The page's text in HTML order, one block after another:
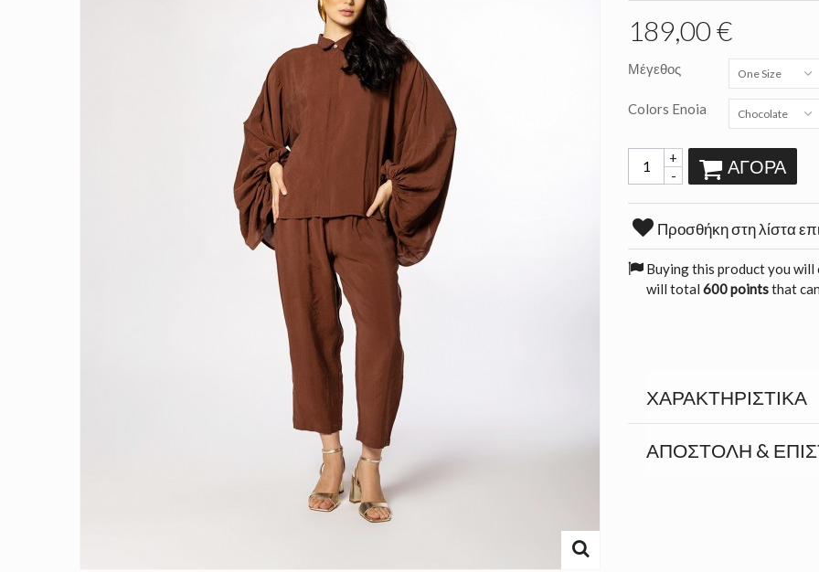
189,00 €
Μέγεθος One Size
Colors Enoia Chocolate
-
+ ΑΓΟΡΆ
Προσθήκη στη λίστα
Buying this product you
will total 600 pointsthat
ΧΑΡΑΚΤΗΡΙΣΤΙΚΆ
ΑΠΟΣΤΟΛΉ &